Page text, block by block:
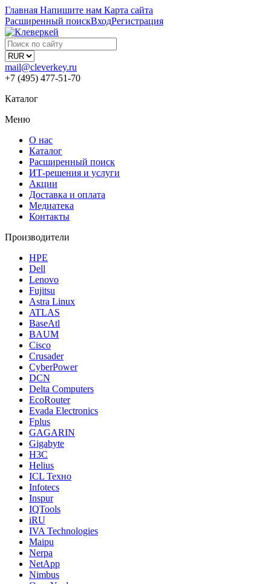
Главная Напишите нам Карта сайта
Расширенный поискВходРегистрация
mail@cleverkey.ru
+7 (495) 477-51-70
Каталог
Меню
О нас
Каталог
Расширенный поиск
ИТ-решения и услуги
Акции
Доставка и оплата
Медиатека
Контакты
Производители
HPE
Dell
Lenovo
Fujitsu
Astra Linux
ATLAS
BaseAtl
BAUM
Cisco
Crusader
CyberPower
DCN
Delta Computers
EcoRouter
Evada Electronics
Fplus
GAGARIN
Gigabyte
H3C
Helius
ICL Техно
Infotecs
Inspur
IQTools
iRU
IVA Technologies
Maipu
Nerpa
NetApp
Nimbus